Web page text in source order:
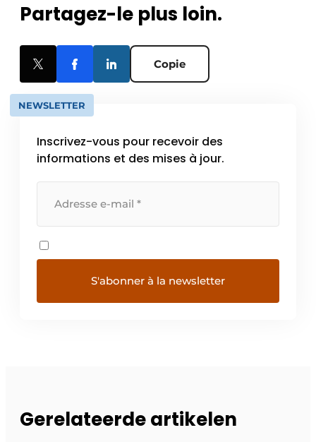
Partagez-le plus loin.
Copie
NEWSLETTER
Inscrivez-vous pour recevoir des
informations et des mises à jour.
Gerelateerde artikelen